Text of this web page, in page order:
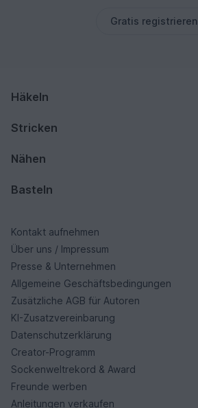
Gratis registrieren
Häkeln
Stricken
Nähen
Basteln
Kontakt aufnehmen
Über uns / Impressum
Presse & Unternehmen
Allgemeine Geschäftsbedingungen
Zusätzliche AGB für Autoren
KI-Zusatzvereinbarung
Datenschutzerklärung
Creator-Programm
Sockenweltrekord & Award
Freunde werben
Anleitungen verkaufen